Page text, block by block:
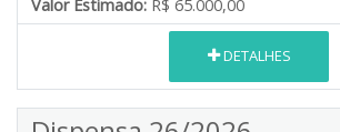
Valor Estimado: R$ 65.000,00
DETALHES